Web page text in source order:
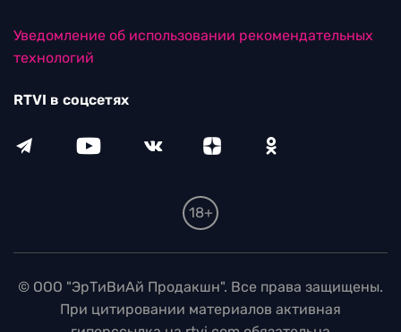
Уведомление об использовании рекомендательных
технологий
RTVI в соцсетях
18+
© ООО "ЭрТиВиАй Продакшн". Все права защищены.
При цитировании материалов активная